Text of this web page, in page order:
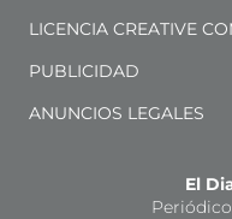
LICENCIA CREATIVE
PUBLICIDAD
ANUNCIOS LEGALES
El